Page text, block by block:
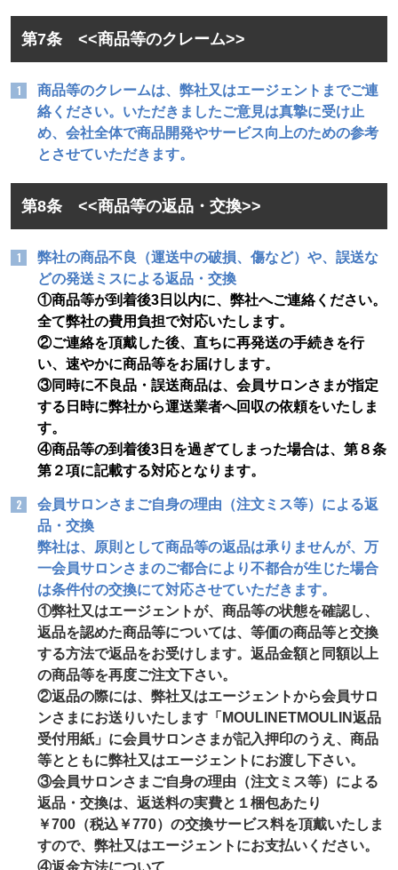
第7条 <<商品等のクレーム>>
商品等のクレームは、弊社又はエージェントまでご連
絡ください。いただきましたご意見は真摯に受け止
め、会社全体で商品開発やサービス向上のための参考
とさせていただきます。
第8条 <<商品等の返品・交換>>
弊社の商品不良（運送中の破損、傷など）や、誤送な
どの発送ミスによる返品・交換
①商品等が到着後3日以内に、弊社へご連絡ください。
全て弊社の費用負担で対応いたします。
②ご連絡を頂戴した後、直ちに再発送の手続きを行
い、速やかに商品等をお届けします。
③同時に不良品・誤送商品は、会員サロンさまが指定
する日時に弊社から運送業者へ回収の依頼をいたしま
す。
④商品等の到着後3日を過ぎてしまった場合は、第８条
第２項に記載する対応となります。
会員サロンさまご自身の理由（注文ミス等）による返
品・交換
弊社は、原則として商品等の返品は承りませんが、万
一会員サロンさまのご都合により不都合が生じた場合
は条件付の交換にて対応させていただきます。
①弊社又はエージェントが、商品等の状態を確認し、
返品を認めた商品等については、等価の商品等と交換
する方法で返品をお受けします。返品金額と同額以上
の商品等を再度ご注文下さい。
②返品の際には、弊社又はエージェントから会員サロ
ンさまにお送りいたします「MOULINETMOULIN返品
受付用紙」に会員サロンさまが記入押印のうえ、商品
等とともに弊社又はエージェントにお渡し下さい。
③会員サロンさまご自身の理由（注文ミス等）による
返品・交換は、返送料の実費と１梱包あたり
￥700（税込￥770）の交換サービス料を頂戴いたしま
すので、弊社又はエージェントにお支払いください。
④返金方法について